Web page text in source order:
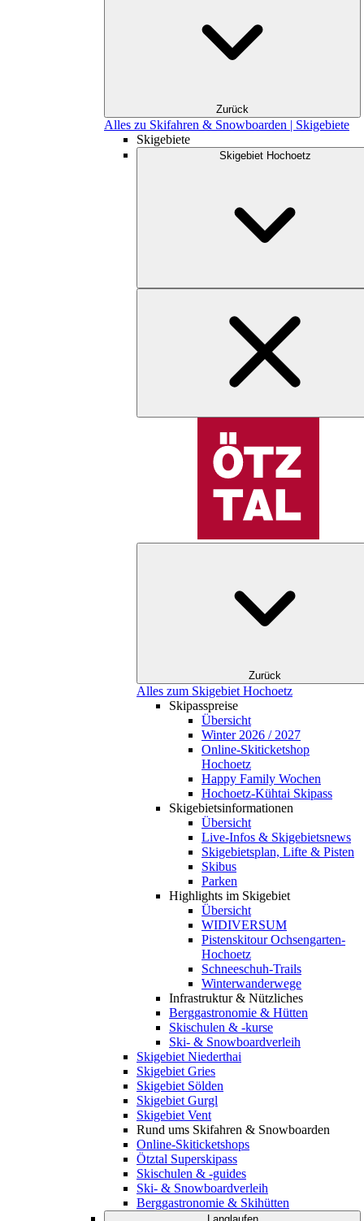
Zurück
Alles zu Skifahren & Snowboarden | Skigebiete
Skigebiete
Skigebiet Hochoetz
Zurück
Alles zum Skigebiet Hochoetz
Skipasspreise
Übersicht
Winter 2026 / 2027
Online-Skiticketshop
Hochoetz
Happy Family Wochen
Hochoetz-Kühtai Skipass
Skigebietsinformationen
Übersicht
Live-Infos & Skigebietsnews
Skigebietsplan, Lifte & Pisten
Skibus
Parken
Highlights im Skigebiet
Übersicht
WIDIVERSUM
Pistenskitour Ochsengarten-
Hochoetz
Schneeschuh-Trails
Winterwanderwege
Infrastruktur & Nützliches
Berggastronomie & Hütten
Skischulen & -kurse
Ski- & Snowboardverleih
Skigebiet Niederthai
Skigebiet Gries
Skigebiet Sölden
Skigebiet Gurgl
Skigebiet Vent
Rund ums Skifahren & Snowboarden
Online-Skiticketshops
Ötztal Superskipass
Skischulen & -guides
Ski- & Snowboardverleih
Berggastronomie & Skihütten